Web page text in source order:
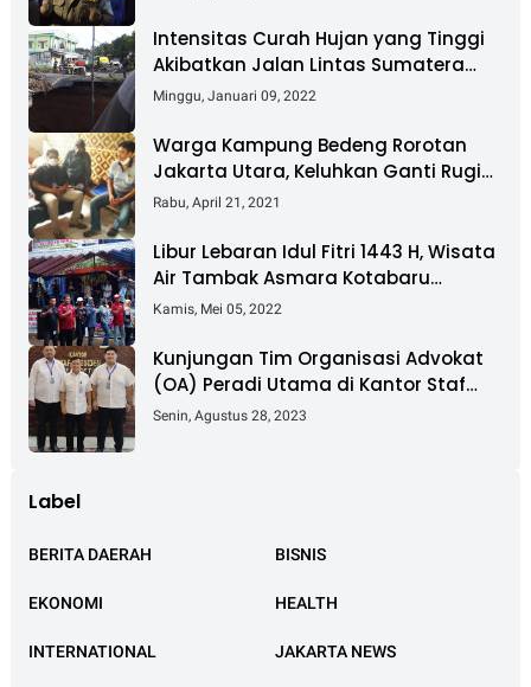
Intensitas Curah Hujan yang Tinggi
Akibatkan Jalan Lintas Sumatera
Nyaris Putus
Minggu, Januari 09, 2022
Warga Kampung Bedeng Rorotan
Jakarta Utara, Keluhkan Ganti Rugi
Pembebasan Lahan Tol Cibitung -
Rabu, April 21, 2021
Libur Lebaran Idul Fitri 1443 H, Wisata
Air Tambak Asmara Kotabaru
Dipadati Ribuan Pengunjung
Kamis, Mei 05, 2022
Kunjungan Tim Organisasi Advokat
(OA) Peradi Utama di Kantor Staf
Kepresidenan RI Istana Negara
Senin, Agustus 28, 2023
Label
BERITA DAERAH BISNIS
EKONOMI HEALTH
INTERNATIONAL JAKARTA NEWS